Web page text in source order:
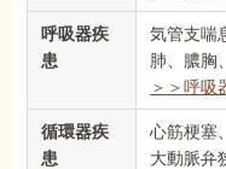
呼吸器疾
患
気管支喘
肺、膿胸
＞＞呼吸
循環器疾
患
心筋梗塞
大動脈弁